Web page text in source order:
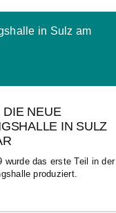
in Sulz am
DIE NEUE
IN SULZ
wurde das erste Teil in der
produziert.